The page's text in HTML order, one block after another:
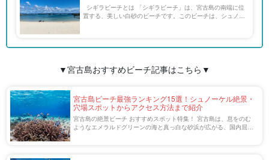
シギラビーチとは 「シギラビーチ」は、宮古島の南端に位
置する、美しい白砂のビーチです。このビーチは、シュノー
▼宮古島おすすめビーチ記事はこちら▼
宮古島ビーチ最強ランキング15選！シュノーケル絶景・
穴場スポットからアクセス方法まで紹介
宮古島の絶景ビーチ おすすめスポット特集！ 宮古島は、息をのむ
ようなエメラルドグリーンの海と真っ白な砂浜が広がる、国内屈指